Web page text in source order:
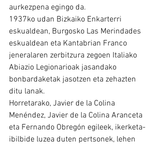
aurkezpena egingo da.
1937ko udan Bizkaiko Enkarterri
eskualdean, Burgosko Las Merindades
eskualdean eta Kantabrian Franco
jeneralaren zerbitzura zegoen Italiako
Abiazio Legionarioak jasandako
bonbardaketak jasotzen eta zehazten
ditu lanak.
Horretarako, Javier de la Colina
Menéndez, Javier de la Colina Aranceta
eta Fernando Obregón egileek, ikerketa-
ibilbide luzea duten pertsonek, lehen